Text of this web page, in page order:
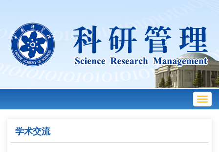
学术交流